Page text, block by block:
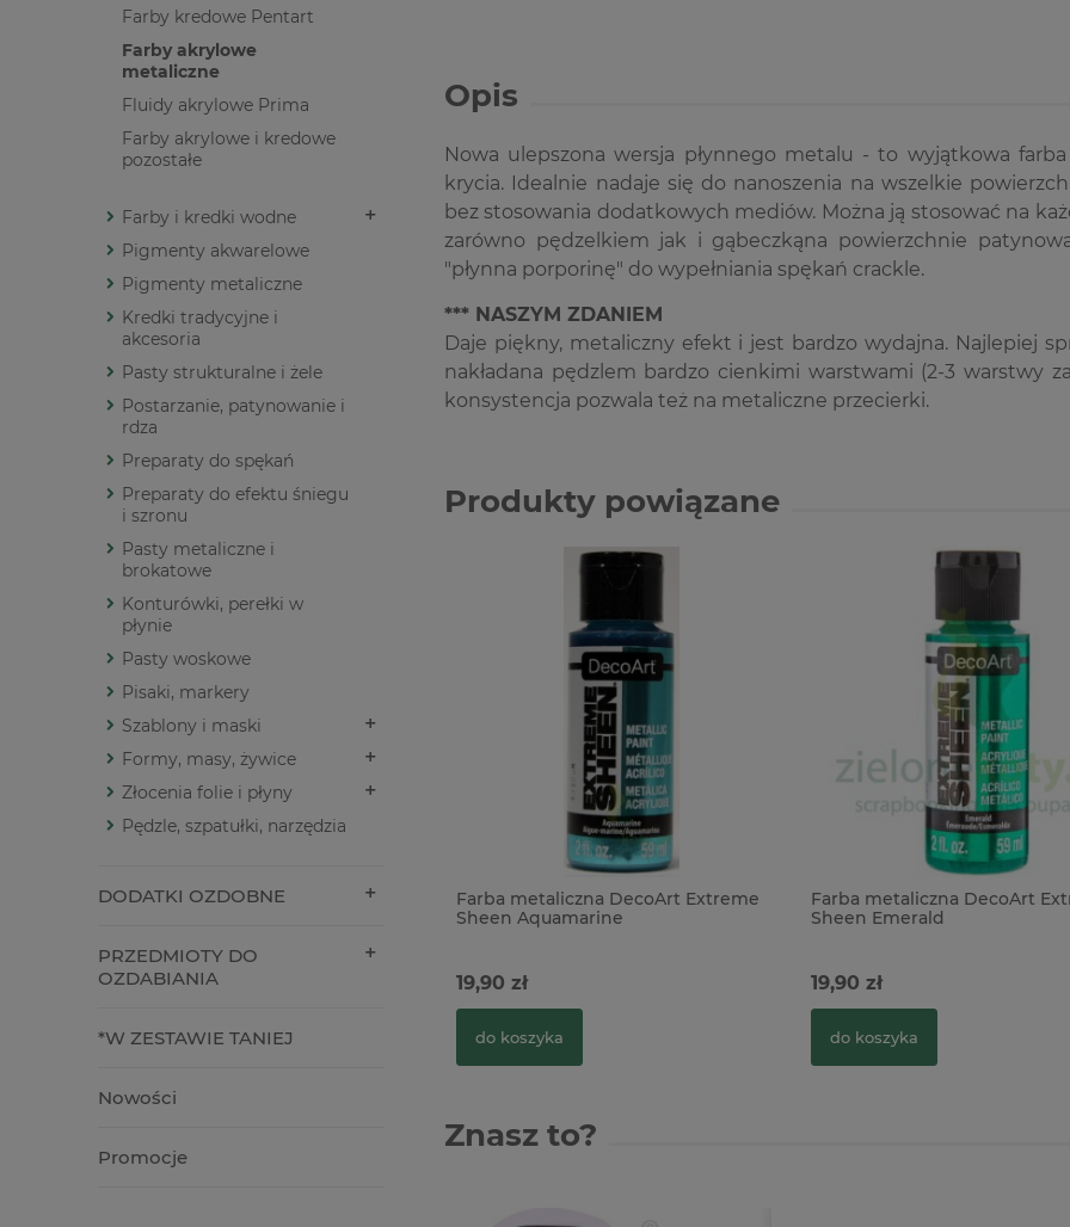
Farby kredowe Pentart
Farby akrylowe
metaliczne
Fluidy akrylowe Prima
Farby akrylowe i kredowe
pozostałe
Farby i kredki wodne
Pigmenty akwarelowe
Pigmenty metaliczne
Kredki tradycyjne i
akcesoria
Pasty strukturalne i żele
Postarzanie, patynowanie i
rdza
Preparaty do spękań
Preparaty do efektu śniegu
i szronu
Pasty metaliczne i
brokatowe
Konturówki, perełki w
płynie
Pasty woskowe
Pisaki, markery
Szablony i maski
Formy, masy, żywice
Złocenia folie i płyny
Pędzle, szpatułki, narzędzia
DODATKI OZDOBNE
PRZEDMIOTY DO
OZDABIANIA
*W ZESTAWIE TANIEJ
Nowości
Promocje
Opis
Nowa ulepszona wersja płynnego metalu - to wyjątkowa
krycia. Idealnie nadaje się do nanoszenia na wszelkie
bez stosowania dodatkowych mediów. Można ją stosować na
zarówno pędzelkiem jak i gąbeczkąna powierzchnie
"płynna porporinę" do wypełniania spękań crackle.
*** NASZYM ZDANIEM
Daje piękny, metaliczny efekt i jest bardzo wydajna. Najlepiej
nakładana pędzlem bardzo cienkimi warstwami (2-3 warstwy
konsystencja pozwala też na metaliczne przecierki.
Produkty powiązane
Farba metaliczna DecoArt Extreme
Sheen Aquamarine
19,90 zł
do koszyka
Farba metaliczna DecoArt
Sheen Emerald
19,90 zł
do koszyka
Znasz to?